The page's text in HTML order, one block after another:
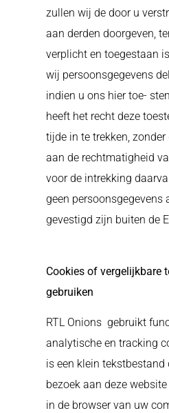
zullen wij de door u
aan derden doorgeven,
verplicht en toegestaan
wij persoonsgegevens
indien u ons hier toe-
heeft het recht deze
tijde in te trekken,
aan de rechtmatigheid
voor de intrekking
geen persoonsgegevens
gevestigd zijn buiten de
Cookies of vergelijkbare
gebruiken
RTL Onions gebruikt
analytische en tracking
is een klein tekstbestand
bezoek aan deze
in de browser van uw